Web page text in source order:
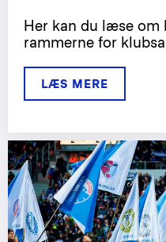
Her kan du læse om
rammerne for
LÆS MERE